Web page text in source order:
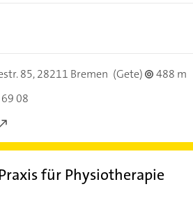
85,28211 Bremen (Gete)
488 m
08
für Physiotherapie